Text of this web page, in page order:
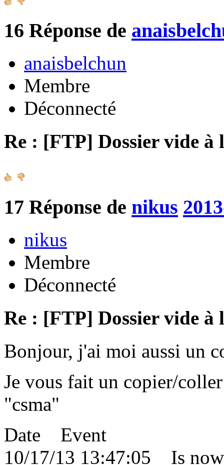
16 Réponse de
anaisbelchun
Membre
Déconnecté
Re : [FTP] Dossier vide à
17 Réponse de nikus
nikus
Membre
Déconnecté
Re : [FTP] Dossier vide à
Bonjour, j'ai moi aussi un
Je vous fait un copier/
"csma"
Date Event
10/17/13 13:47:05 Is